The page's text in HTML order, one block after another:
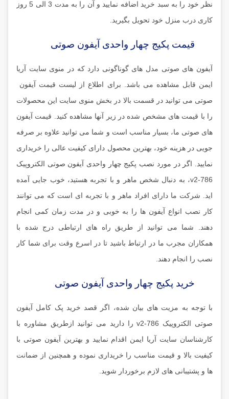
نظر خود را به سبد خرید اضافه نمایید و آن را به مدت 3 الی 5 روز
کاری درب منزل خود تحویل بگیرید.
قیمت پکیج چهار واحدی آیفون صوتی
آیفون های صوتی مدل های گوناگونی دارد که در منوی سایت آریا
ایمن قابل مشاهده می باشد. برای اطلاع از لیست قیمت آیفون
صوتی می توانید در قسمت بالا در بخش منوی سایت این محصولات
را با قیمت های مشخص شده در زیر آنها مشاهده کنید. قیمت آیفون
های صوتی ما، بسیار مناسب است و شما می توانید علاوه بر صرفه
جویی در هزینه خود، بهترین محصول دارای کیفیت عالی را خریداری
نمایید. اگر در مورد نصب پکیج چهار واحدی آیفون صوتی الکتروپیک
v2-786، به دنبال شخص ماهر و با تجربه هستید، خوب جایی آمده
اید. شرکت ما دارای افراد ماهر و با تجربه ای است که می توانند
کار نصب انواع آیفون ها را به خوبی و در مدت زمان کمی انجام
دهند. شما می توانید از طریق راه های ارتباطی درج شده با
همکاران مجرب ما در ارتباط باشید تا در اسرع وقت برای شما کار
نصب را انجام دهند.
خرید پکیج چهار واحدی آیفون صوتی
با توجه به مزیت های بیان شده، اگر قصد خرید پک کامل آیفون
صوتی الکتروپیک v2-786 را دارید می توانید ازطریق مشاوره با
کارشناسان سایت آریا ایمن اقدام نمایید و بهترین آیفون صوتی با
کیفیت بالا و قیمت مناسب را خریداری نموده و همچنین از ضمانت
ها و پشتیبانی های لازم برخوردار شوید.